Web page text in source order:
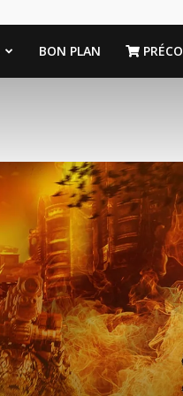
BON PLAN PRÉCO